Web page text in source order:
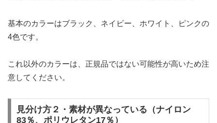
基本のカラーはブラック、ネイビー、ホワイト、ピンクの
4色です。
これ以外のカラーは、正規品ではない可能性が高いため注
意してください。
見分け方２・素材が異なっている（ナイロン
83％、ポリウレタン17％）